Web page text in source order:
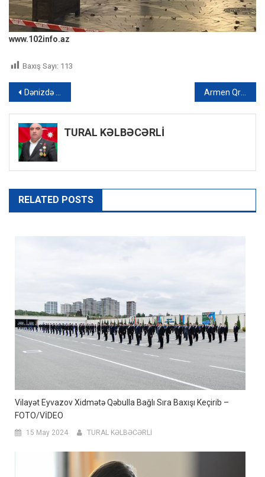
www.102info.az
Baxış Sayı: 113
Yazı
naviqasiyası
Dənizdə bir gün çarəsiz qalan Lənkəran sakini xilas edildi – FOTO Armen Qriqoryan: “Ümid edək ki, yaxın vaxtlarda sülh müqaviləsi mövzusunda əsaslı görüşlər olacaq”
TURAL KƏLBƏCƏRLİ
RELATED POSTS
Vilayət Eyvazov Xidmətə Qəbulla Bağlı Sıra Baxışı Keçirib –
FOTO/VİDEO
15 May 2024 TURAL KƏLBƏCƏRLİ